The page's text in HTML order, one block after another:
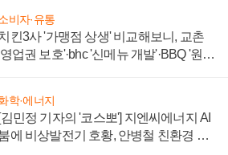
비자·유통
킨3사 '가맹점 상생' 비교해보니, 교촌
업권 보호'·bhc '신메뉴 개발'·BBQ '원가
학·에너지
[김민정 기자의 '코스뽀'] 지엔씨에너지 AI
에 비상발전기 호황, 안병철 친환경 에